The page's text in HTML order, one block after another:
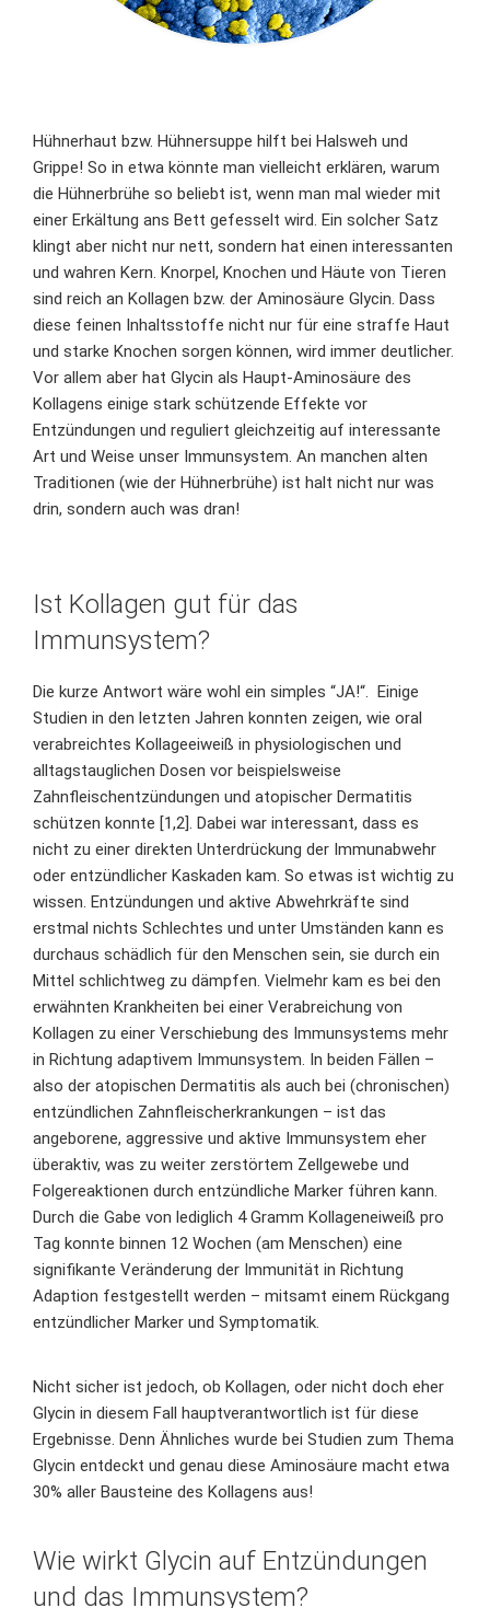
Hühnerhaut bzw. Hühnersuppe hilft bei Halsweh und
Grippe! So in etwa könnte man vielleicht erklären, warum
die Hühnerbrühe so beliebt ist, wenn man mal wieder mit
einer Erkältung ans Bett gefesselt wird. Ein solcher Satz
klingt aber nicht nur nett, sondern hat einen interessanten
und wahren Kern. Knorpel, Knochen und Häute von Tieren
sind reich an Kollagen bzw. der Aminosäure Glycin. Dass
diese feinen Inhaltsstoffe nicht nur für eine straffe Haut
und starke Knochen sorgen können, wird immer deutlicher.
Vor allem aber hat Glycin als Haupt-Aminosäure des
Kollagens einige stark schützende Effekte vor
Entzündungen und reguliert gleichzeitig auf interessante
Art und Weise unser Immunsystem. An manchen alten
Traditionen (wie der Hühnerbrühe) ist halt nicht nur was
drin, sondern auch was dran!
Ist Kollagen gut für das
Immunsystem?
Die kurze Antwort wäre wohl ein simples “JA!“. Einige
Studien in den letzten Jahren konnten zeigen, wie oral
verabreichtes Kollageeiweiß in physiologischen und
alltagstauglichen Dosen vor beispielsweise
Zahnfleischentzündungen und atopischer Dermatitis
schützen konnte [1,2]. Dabei war interessant, dass es
nicht zu einer direkten Unterdrückung der Immunabwehr
oder entzündlicher Kaskaden kam. So etwas ist wichtig zu
wissen. Entzündungen und aktive Abwehrkräfte sind
erstmal nichts Schlechtes und unter Umständen kann es
durchaus schädlich für den Menschen sein, sie durch ein
Mittel schlichtweg zu dämpfen. Vielmehr kam es bei den
erwähnten Krankheiten bei einer Verabreichung von
Kollagen zu einer Verschiebung des Immunsystems mehr
in Richtung adaptivem Immunsystem. In beiden Fällen –
also der atopischen Dermatitis als auch bei (chronischen)
entzündlichen Zahnfleischerkrankungen – ist das
angeborene, aggressive und aktive Immunsystem eher
überaktiv, was zu weiter zerstörtem Zellgewebe und
Folgereaktionen durch entzündliche Marker führen kann.
Durch die Gabe von lediglich 4 Gramm Kollageneiweiß pro
Tag konnte binnen 12 Wochen (am Menschen) eine
signifikante Veränderung der Immunität in Richtung
Adaption festgestellt werden – mitsamt einem Rückgang
entzündlicher Marker und Symptomatik.
Nicht sicher ist jedoch, ob Kollagen, oder nicht doch eher
Glycin in diesem Fall hauptverantwortlich ist für diese
Ergebnisse. Denn Ähnliches wurde bei Studien zum Thema
Glycin entdeckt und genau diese Aminosäure macht etwa
30% aller Bausteine des Kollagens aus!
Wie wirkt Glycin auf Entzündungen
und das Immunsystem?